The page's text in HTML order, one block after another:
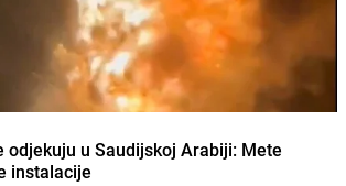
odjekuju u Saudijskoj Arabiji: Mete
instalacije